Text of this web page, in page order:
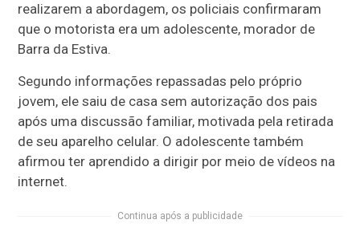
realizarem a abordagem, os policiais confirmaram
que o motorista era um adolescente, morador de
Barra da Estiva.
Segundo informações repassadas pelo próprio
jovem, ele saiu de casa sem autorização dos pais
após uma discussão familiar, motivada pela retirada
de seu aparelho celular. O adolescente também
afirmou ter aprendido a dirigir por meio de vídeos na
internet.
Continua após a publicidade